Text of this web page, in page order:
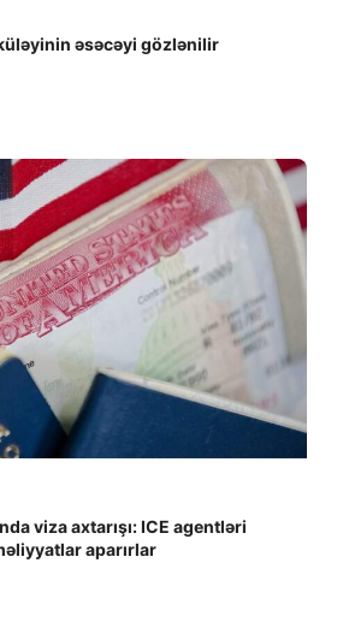
əsəcəyi gözlənilir
viza axtarışı: ICE agentləri
aparırlar